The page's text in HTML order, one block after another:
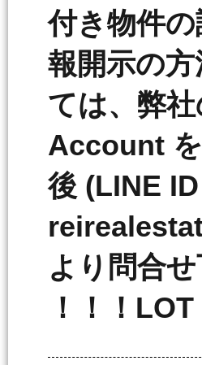
付き物件
報開示の方
ては、弊
Account
後 (LINE ID
より問合
！！！